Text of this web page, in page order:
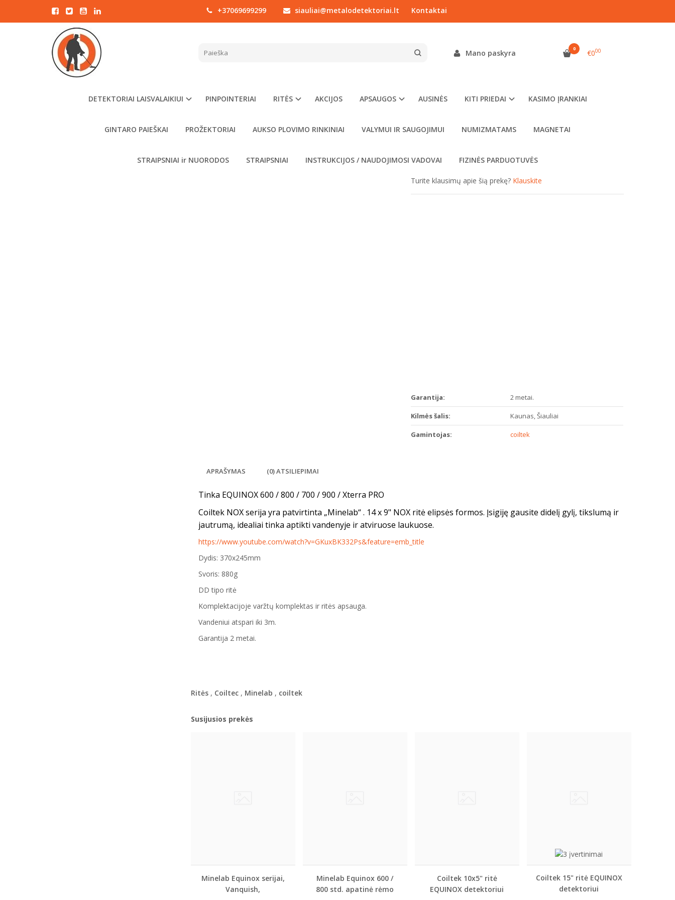
+37069699299 siauliai@metalodetektoriai.lt Kontaktai
Mano paskyra 0 €000
DETEKTORIAI LAISVALAIKIUI PINPOINTERIAI RITĖS AKCIJOS APSAUGOS AUSINĖS KITI PRIEDAI KASIMO ĮRANKIAI
GINTARO PAIEŠKAI PROŽEKTORIAI AUKSO PLOVIMO RINKINIAI VALYMUI IR SAUGOJIMUI NUMIZMATAMS MAGNETAI
STRAIPSNIAI ir NUORODOS STRAIPSNIAI INSTRUKCIJOS / NAUDOJIMOSI VADOVAI FIZINĖS PARDUOTUVĖS
COILTEK 14X9" RITĖ EQUINOX DETEKTORIUI
Turite klausimų apie šią prekę? Klauskite
Garantija: 2 metai.
Kilmės šalis: Kaunas, Šiauliai
Gamintojas: coiltek
APRAŠYMAS (0) ATSILIEPIMAI
Tinka EQUINOX 600 / 800 / 700 / 900 / Xterra PRO
Coiltek NOX serija yra patvirtinta „Minelab“ . 14 x 9" NOX ritė elipsės formos. Įsigiję gausite didelį gylį, tikslumą ir
jautrumą, idealiai tinka aptikti vandenyje ir atviruose laukuose.
https://www.youtube.com/watch?v=GKuxBK332Ps&feature=emb_title
Dydis: 370x245mm
Svoris: 880g
DD tipo ritė
Komplektacijoje varžtų komplektas ir ritės apsauga.
Vandeniui atspari iki 3m.
Garantija 2 metai.
Ritės, Coiltec, Minelab , coiltek
Susijusios prekės
Minelab Equinox serijai,
Vanquish,
Minelab Equinox 600 /
800 std. apatinė rėmo
Coiltek 10x5" ritė
EQUINOX detektoriui
Coiltek 15" ritė EQUINOX
detektoriui